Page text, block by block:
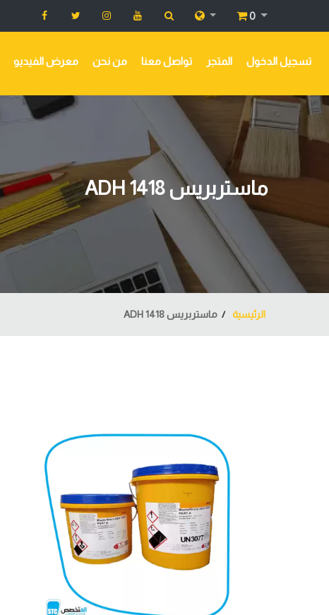
0
معرض الفيديو من نحن تواصل معنا المتجر تسجيل الدخول
ماستربريس ADH 1418
الرئيسية ماستربريس ADH 1418